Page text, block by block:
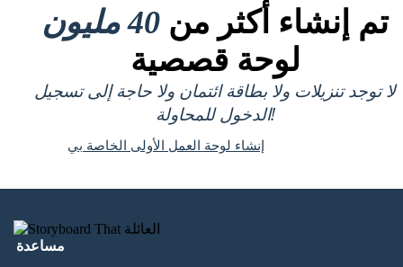
تم إنشاء أكثر من 40 مليون
لوحة قصصية
لا توجد تنزيلات ولا بطاقة ائتمان ولا حاجة إلى تسجيل
الدخول للمحاولة!
إنشاء لوحة العمل الأولى الخاصة بي
مساعدة